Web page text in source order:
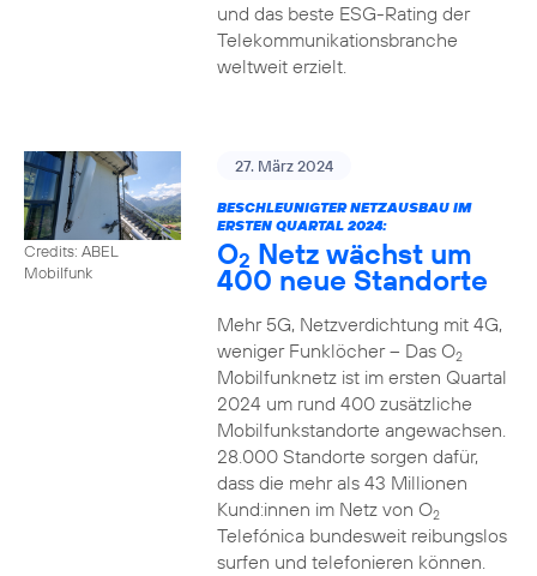
und das beste ESG-Rating der
Telekommunikationsbranche
weltweit erzielt.
Credits: ABEL
Mobilfunk
27. März 2024
BESCHLEUNIGTER NETZAUSBAU IM
ERSTEN QUARTAL 2024:
O2 Netz wächst um
400 neue Standorte
Mehr 5G, Netzverdichtung mit 4G,
weniger Funklöcher – Das O2
Mobilfunknetz ist im ersten Quartal
2024 um rund 400 zusätzliche
Mobilfunkstandorte angewachsen.
28.000 Standorte sorgen dafür,
dass die mehr als 43 Millionen
Kund:innen im Netz von O2
Telefónica bundesweit reibungslos
surfen und telefonieren können.